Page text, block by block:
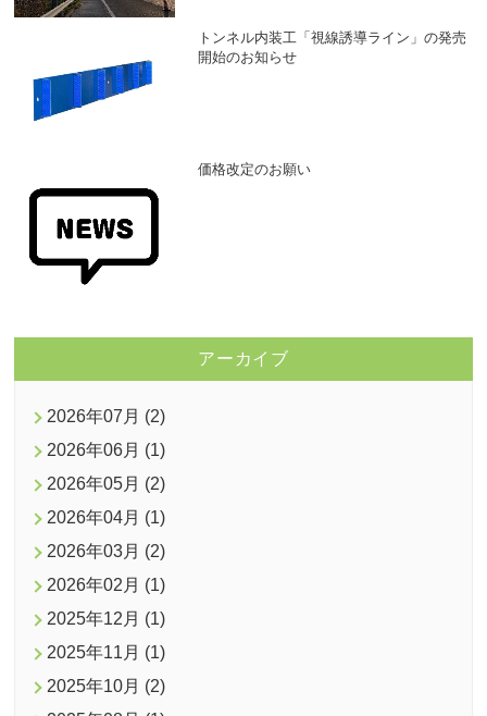
トンネル内装工「視線誘導ライン」の発売
開始のお知らせ
価格改定のお願い
アーカイブ
2026年07月 (2)
2026年06月 (1)
2026年05月 (2)
2026年04月 (1)
2026年03月 (2)
2026年02月 (1)
2025年12月 (1)
2025年11月 (1)
2025年10月 (2)